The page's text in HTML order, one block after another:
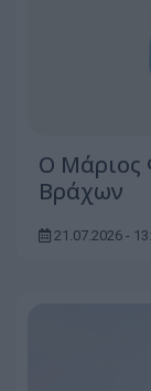
Ο Μάριος
Βράχων
21.07.2026 -